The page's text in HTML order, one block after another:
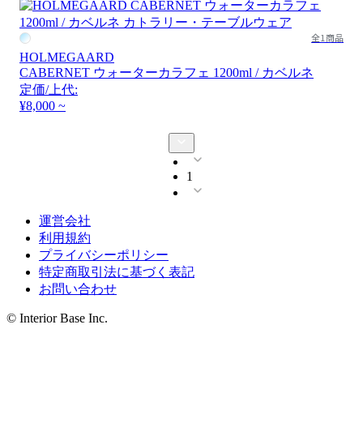
全1商品
HOLMEGAARD
CABERNET ウォーターカラフェ 1200ml / カベルネ
定価/上代:
¥8,000 ~
1
運営会社
利用規約
プライバシーポリシー
特定商取引法に基づく表記
お問い合わせ
© Interior Base Inc.